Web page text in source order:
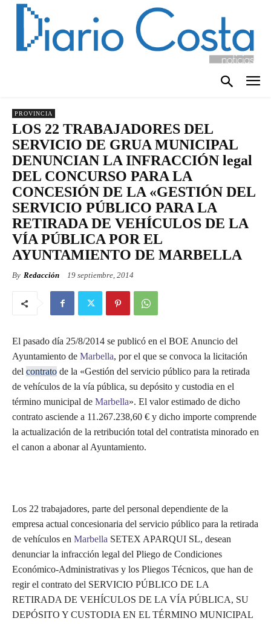
PROVINCIA
LOS 22 TRABAJADORES DEL
SERVICIO DE GRUA MUNICIPAL
DENUNCIAN LA INFRACCIÓN legal
DEL CONCURSO PARA LA
CONCESIÓN DE LA «GESTIÓN DEL
SERVICIO PÚBLICO PARA LA
RETIRADA DE VEHÍCULOS DE LA
VÍA PÚBLICA POR EL
AYUNTAMIENTO DE MARBELLA
By Redacción 19 septiembre, 2014
El pasado día 25/8/2014 se publicó en el BOE Anuncio del
Ayuntamiento de Marbella, por el que se convoca la licitación
del contrato de la «Gestión del servicio público para la retirada
de vehículos de la vía pública, su depósito y custodia en el
término municipal de Marbella». El valor estimado de dicho
contrato asciende a 11.267.238,60 € y dicho importe comprende
la actualización de la retribución total del contratista minorado en
el canon a abonar al Ayuntamiento.
Los 22 trabajadores, parte del personal dependiente de la
empresa actual concesionaria del servicio público para la retirada
de vehículos en Marbella SETEX APARQUI SL, desean
denunciar la infracción legal del Pliego de Condiciones
Económico-Administrativas y los Pliegos Técnicos, que han de
regir el contrato del SERVICIO PÚBLICO DE LA
RETIRADA DE VEHÍCULOS DE LA VÍA PÚBLICA, SU
DEPÓSITO Y CUSTODIA EN EL TÉRMINO MUNICIPAL